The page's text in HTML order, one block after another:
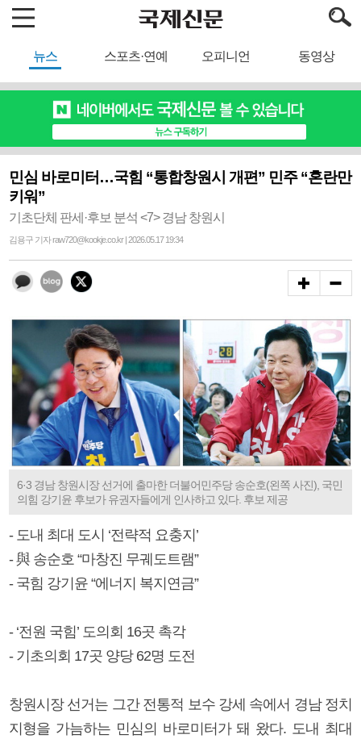
뉴스 스포츠·연예 오피니언 동영상
민심 바로미터…국힘 “통합창원시 개편” 민주 “혼란만
키워”
기초단체 판세·후보 분석 <7> 경남 창원시
김용구 기자 raw720@kookje.co.kr | 2026.05.17 19:34
6·3 경남 창원시장 선거에 출마한 더불어민주당 송순호(왼쪽 사진), 국민
의힘 강기윤 후보가 유권자들에게 인사하고 있다. 후보 제공
- 도내 최대 도시 ‘전략적 요충지’
- 與 송순호 “마창진 무궤도트램”
- 국힘 강기윤 “에너지 복지연금”
- ‘전원 국힘’ 도의회 16곳 촉각
- 기초의회 17곳 양당 62명 도전
창원시장 선거는 그간 전통적 보수 강세 속에서 경남 정치
지형을 가늠하는 민심의 바로미터가 돼 왔다. 도내 최대